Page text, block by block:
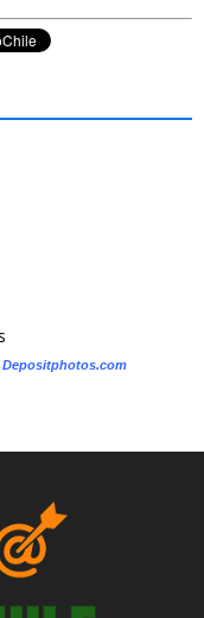
Depositphotos.com